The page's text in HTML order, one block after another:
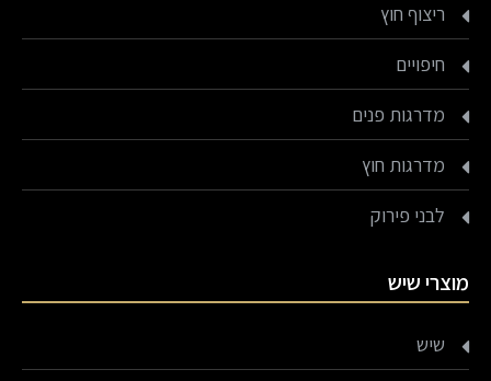
ריצוף חוץ
חיפויים
מדרגות פנים
מדרגות חוץ
לבני פירוק
מוצרי שיש
שיש